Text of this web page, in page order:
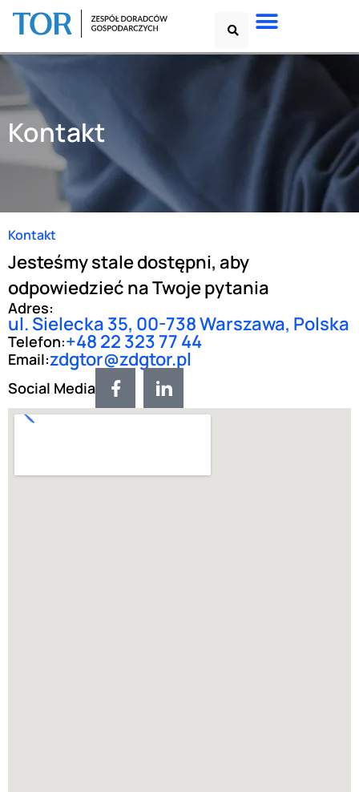
Kontakt
Kontakt
Jesteśmy stale dostępni, aby
odpowiedzieć na Twoje pytania
Adres:
ul. Sielecka 35, 00-738 Warszawa, Polska
Telefon:+48 22 323 77 44
Email:zdgtor@zdgtor.pl
Social Media